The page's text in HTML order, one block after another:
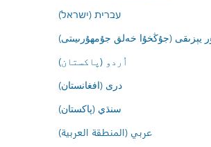
עברית (ישראל)
يېزىقى (جۇڭخۇا خەلق جۇمھۇرىيىتى)
اُردو (پاکستان)
درى (افغانستان)
سنڌي (پاکستان)
عربي (المنطقة العربية)